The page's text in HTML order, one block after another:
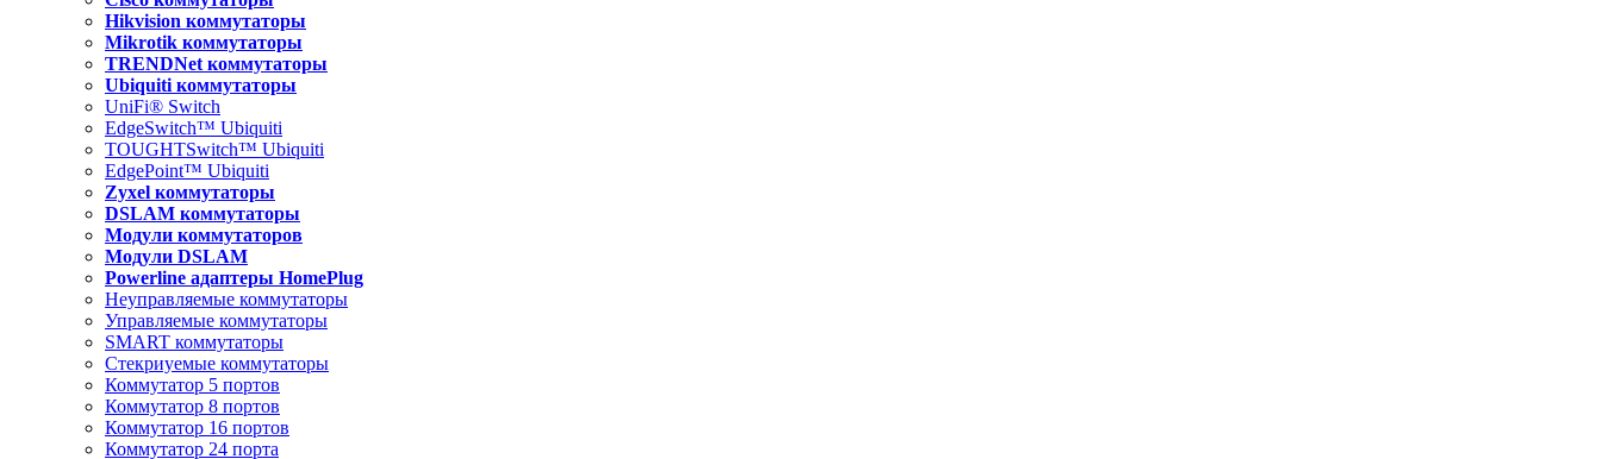
Hikvision коммутаторы
Mikrotik коммутаторы
TRENDNet коммутаторы
Ubiquiti коммутаторы
UniFi® Switch
EdgeSwitch™ Ubiquiti
TOUGHTSwitch™ Ubiquiti
EdgePoint™ Ubiquiti
Zyxel коммутаторы
DSLAM коммутаторы
Модули коммутаторов
Модули DSLAM
Powerline адаптеры HomePlug
Неуправляемые коммутаторы
Управляемые коммутаторы
SMART коммутаторы
Стекриуемые коммутаторы
Коммутатор 5 портов
Коммутатор 8 портов
Коммутатор 16 портов
Коммутатор 24 порта